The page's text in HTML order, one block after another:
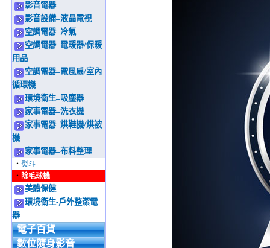
影音電器
影音設備–液晶電視
空調電器–冷氣
空調電器–電暖器/保暖
用品
空調電器–電風扇/室內
循環機
環境衛生–吸塵器
家事電器–洗衣機
家事電器–烘鞋機/烘被
機
家事電器–布料整理
‧ 熨斗
‧ 除毛球機
美體保健
環境衛生-戶外整潔電
器
電子百貨
數位隨身影音